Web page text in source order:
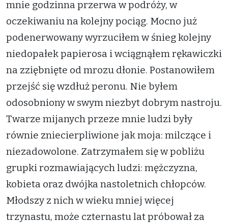
mnie godzinna przerwa w podróży, w
oczekiwaniu na kolejny pociąg. Mocno już
podenerwowany wyrzuciłem w śnieg kolejny
niedopałek papierosa i wciągnąłem rękawiczki
na zziębnięte od mrozu dłonie. Postanowiłem
przejść się wzdłuż peronu. Nie byłem
odosobniony w swym niezbyt dobrym nastroju.
Twarze mijanych przeze mnie ludzi były
równie zniecierpliwione jak moja: milczące i
niezadowolone. Zatrzymałem się w pobliżu
grupki rozmawiających ludzi: mężczyzna,
kobieta oraz dwójka nastoletnich chłopców.
Młodszy z nich w wieku mniej więcej
trzynastu, może czternastu lat próbował za